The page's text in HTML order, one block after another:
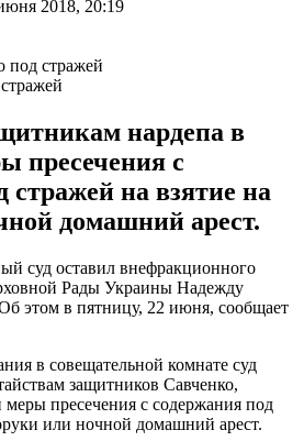
2018, 20:19
нардепа в
пресечения с
стражей на взятие на
домашний арест.
суд оставил внефракционного
Рады Украины Надежду
этом в пятницу, 22 июня, сообщает
в совещательной комнате суд
защитников Савченко,
меры пресечения с содержания под
или ночной домашний арест.